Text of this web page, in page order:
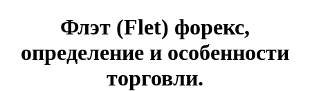
Флэт (Flet) форекс,
определение и особенности
торговли.